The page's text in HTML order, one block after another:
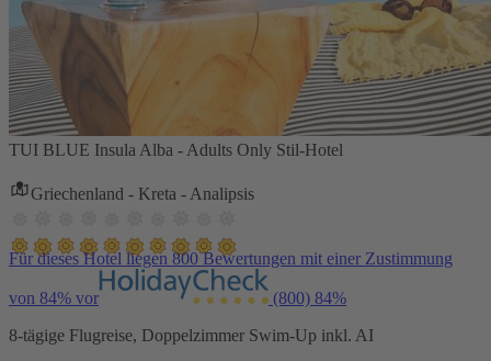
TUI BLUE Insula Alba - Adults Only Stil-Hotel
Griechenland - Kreta - Analipsis
Für dieses Hotel liegen 800 Bewertungen mit einer Zustimmung
von 84% vor (800) 84%
8-tägige Flugreise, Doppelzimmer Swim-Up inkl. AI